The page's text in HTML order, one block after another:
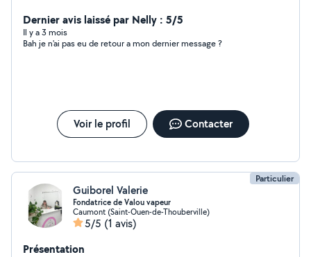
Dernier avis laissé par Nelly : 5/5
Il y a 3 mois
Bah je n'ai pas eu de retour a mon dernier message ?
Voir le profil Contacter
Particulier
Guiborel Valerie
Fondatrice de Valou vapeur
Caumont (Saint-Ouen-de-Thouberville)
5/5 (1 avis)
Présentation